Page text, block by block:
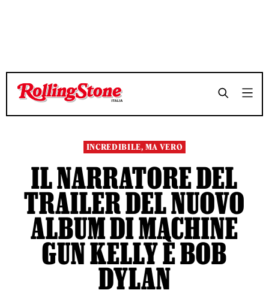
TEMPO DI LETTURA 4 MINUTI
TEMPO DI LETTURA 4 MINUTI
INCREDIBILE, MA VERO
IL NARRATORE DEL
TRAILER DEL NUOVO
ALBUM DI MACHINE
GUN KELLY È BOB
DYLAN